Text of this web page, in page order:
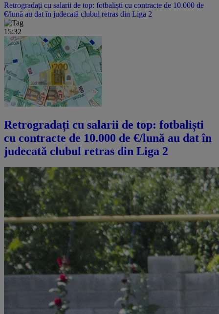
Retrogradați cu salarii de top: fotbaliști cu contracte de 10.000 de
€/lună au dat în judecată clubul retras din Liga 2
15:32
Retrogradați cu salarii de top: fotbaliști
cu contracte de 10.000 de €/lună au dat în
judecată clubul retras din Liga 2